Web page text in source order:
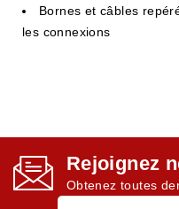
Bornes et câbles
les connexions
Rejoignez
Obtenez toutes